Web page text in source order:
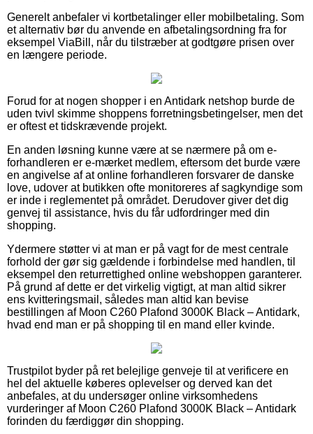
Generelt anbefaler vi kortbetalinger eller mobilbetaling. Som
et alternativ bør du anvende en afbetalingsordning fra for
eksempel ViaBill, når du tilstræber at godtgøre prisen over
en længere periode.
Forud for at nogen shopper i en Antidark netshop burde de
uden tvivl skimme shoppens forretningsbetingelser, men det
er oftest et tidskrævende projekt.
En anden løsning kunne være at se nærmere på om e-
forhandleren er e-mærket medlem, eftersom det burde være
en angivelse af at online forhandleren forsvarer de danske
love, udover at butikken ofte monitoreres af sagkyndige som
er inde i reglementet på området. Derudover giver det dig
genvej til assistance, hvis du får udfordringer med din
shopping.
Ydermere støtter vi at man er på vagt for de mest centrale
forhold der gør sig gældende i forbindelse med handlen, til
eksempel den returrettighed online webshoppen garanterer.
På grund af dette er det virkelig vigtigt, at man altid sikrer
ens kvitteringsmail, således man altid kan bevise
bestillingen af Moon C260 Plafond 3000K Black – Antidark,
hvad end man er på shopping til en mand eller kvinde.
Trustpilot byder på ret belejlige genveje til at verificere en
hel del aktuelle køberes oplevelser og derved kan det
anbefales, at du undersøger online virksomhedens
vurderinger af Moon C260 Plafond 3000K Black – Antidark
forinden du færdiggør din shopping.